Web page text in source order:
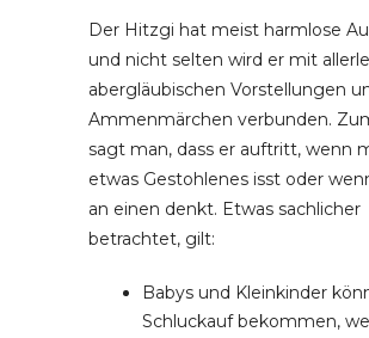
Der Hitzgi hat meist harmlose
und nicht selten wird er mit
abergläubischen Vorstellungen
Ammenmärchen verbunden.
sagt man, dass er auftritt, wenn
etwas Gestohlenes isst oder
an einen denkt. Etwas sachlicher
betrachtet, gilt:
Babys und Kleinkinder
Schluckauf bekommen,